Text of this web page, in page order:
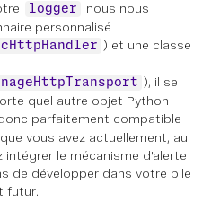
logger
nous nous
personnalisé
) et une classe
), il se
quel autre objet Python
parfaitement compatible
vous avez actuellement, au
intégrer le mécanisme d'alerte
de développer dans votre pile
futur.